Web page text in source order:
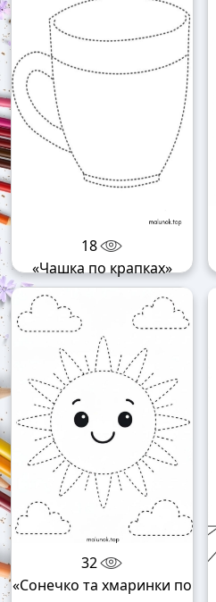
18
«Чашка по крапках»
32
«Сонечко та хмаринки по